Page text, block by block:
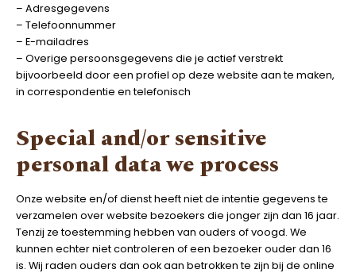
– Adresgegevens
– Telefoonnummer
– E-mailadres
– Overige persoonsgegevens die je actief verstrekt
bijvoorbeeld door een profiel op deze website aan te maken,
in correspondentie en telefonisch
Special and/or sensitive
personal data we process
Onze website en/of dienst heeft niet de intentie gegevens te
verzamelen over website bezoekers die jonger zijn dan 16 jaar.
Tenzij ze toestemming hebben van ouders of voogd. We
kunnen echter niet controleren of een bezoeker ouder dan 16
is. Wij raden ouders dan ook aan betrokken te zijn bij de online